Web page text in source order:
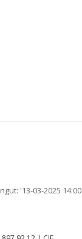
'13-03-2025 14:00